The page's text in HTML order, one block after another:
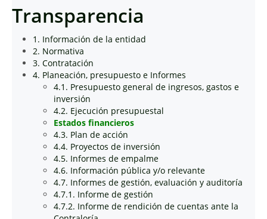
Transparencia
1. Información de la entidad
2. Normativa
3. Contratación
4. Planeación, presupuesto e Informes
4.1. Presupuesto general de ingresos, gastos e
inversión
4.2. Ejecución presupuestal
Estados financieros
4.3. Plan de acción
4.4. Proyectos de inversión
4.5. Informes de empalme
4.6. Información pública y/o relevante
4.7. Informes de gestión, evaluación y auditoría
4.7.1. Informe de gestión
4.7.2. Informe de rendición de cuentas ante la